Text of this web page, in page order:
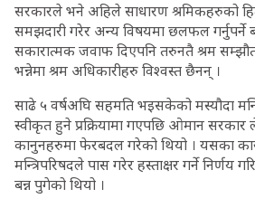
सरकारले भने अहिले साधारण श्रमिकहरुको हित
समझदारी गरेर अन्य विषयमा छलफल
सकारात्मक जवाफ दिएपनि तरुनतै श्रम
भन्नेमा श्रम अधिकारीहरु विश्वस्त छैनन् ।
साढे ५ वर्षअघि सहमति भइसकेको मस्यौदा
स्वीकृत हुने प्रक्रियामा गएपछि ओमान
कानुनहरुमा फेरबदल गरेको थियो । यसका
मन्त्रिपरिषदले पास गरेर हस्ताक्षर गर्ने निर्णय
बन्न पुगेको थियो ।